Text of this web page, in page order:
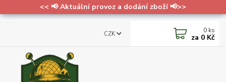
<< 📢 Aktuální provoz a dodání zboží 📢>>
CZK 0 ks
za 0 Kč